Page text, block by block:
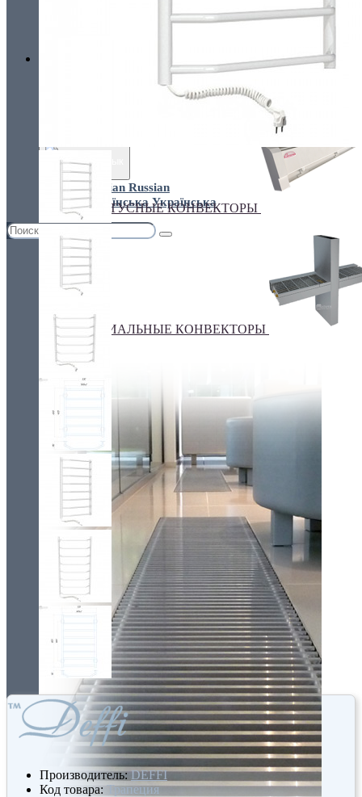
Украина, г.Киев. ул. Кирилловская,160А
Russian
Українська
НАСТЕННЫЕ КОНВЕКТОРЫ
ПЛИНТУСНЫЕ КОНВЕКТОРЫ
СПЕЦИАЛЬНЫЕ КОНВЕКТОРЫ
Производитель:DEFFI
Код товара:Трапеция